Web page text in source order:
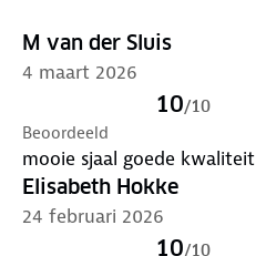
M van der Sluis
4 maart 2026
10/10
Beoordeeld
mooie sjaal goede kwaliteit
Elisabeth Hokke
24 februari 2026
10/10